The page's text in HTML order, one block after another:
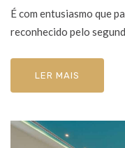
É com entusiasmo que
reconhecido pelo
LER MAIS